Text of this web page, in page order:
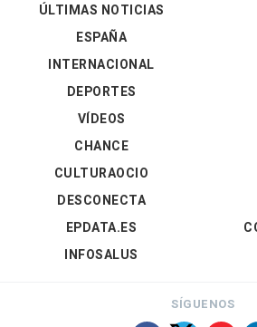
ÚLTIMAS NOTICIAS
ESPAÑA
INTERNACIONAL
DEPORTES
VÍDEOS
CHANCE
CULTURAOCIO
DESCONECTA
EPDATA.ES
INFOSALUS
SÍGUENOS